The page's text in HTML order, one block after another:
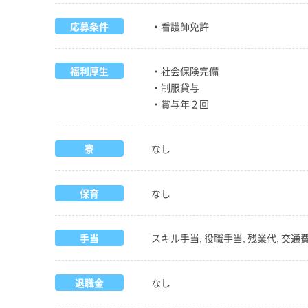
応募条件 ・看護師免許
福利厚生
・社会保険完備
・制服貸与
・賞与年２回
寮 なし
保育 なし
手当 スキル手当, 役職手当, 残業代, 交通
退職金 なし